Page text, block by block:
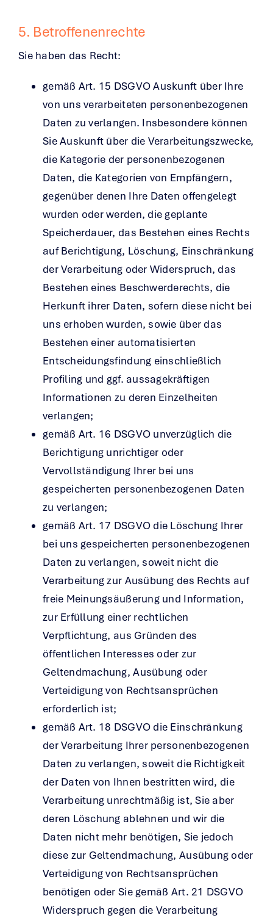
5. Betroffenenrechte
Sie haben das Recht:
gemäß Art. 15 DSGVO Auskunft über Ihre
von uns verarbeiteten personenbezogenen
Daten zu verlangen. Insbesondere können
Sie Auskunft über die Verarbeitungszwecke,
die Kategorie der personenbezogenen
Daten, die Kategorien von Empfängern,
gegenüber denen Ihre Daten offengelegt
wurden oder werden, die geplante
Speicherdauer, das Bestehen eines Rechts
auf Berichtigung, Löschung, Einschränkung
der Verarbeitung oder Widerspruch, das
Bestehen eines Beschwerderechts, die
Herkunft ihrer Daten, sofern diese nicht bei
uns erhoben wurden, sowie über das
Bestehen einer automatisierten
Entscheidungsfindung einschließlich
Profiling und ggf. aussagekräftigen
Informationen zu deren Einzelheiten
verlangen;
gemäß Art. 16 DSGVO unverzüglich die
Berichtigung unrichtiger oder
Vervollständigung Ihrer bei uns
gespeicherten personenbezogenen Daten
zu verlangen;
gemäß Art. 17 DSGVO die Löschung Ihrer
bei uns gespeicherten personenbezogenen
Daten zu verlangen, soweit nicht die
Verarbeitung zur Ausübung des Rechts auf
freie Meinungsäußerung und Information,
zur Erfüllung einer rechtlichen
Verpflichtung, aus Gründen des
öffentlichen Interesses oder zur
Geltendmachung, Ausübung oder
Verteidigung von Rechtsansprüchen
erforderlich ist;
gemäß Art. 18 DSGVO die Einschränkung
der Verarbeitung Ihrer personenbezogenen
Daten zu verlangen, soweit die Richtigkeit
der Daten von Ihnen bestritten wird, die
Verarbeitung unrechtmäßig ist, Sie aber
deren Löschung ablehnen und wir die
Daten nicht mehr benötigen, Sie jedoch
diese zur Geltendmachung, Ausübung oder
Verteidigung von Rechtsansprüchen
benötigen oder Sie gemäß Art. 21 DSGVO
Widerspruch gegen die Verarbeitung